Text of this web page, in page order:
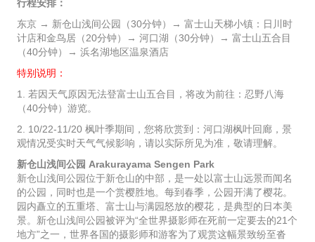
行程安排：
东京 → 新仓山浅间公园（30分钟）→ 富士山天梯小镇：日川时
计店和金鸟居（20分钟）→ 河口湖（30分钟）→ 富士山五合目
（40分钟）→ 浜名湖地区温泉酒店
特别说明：
1. 若因天气原因无法登富士山五合目，将改为前往：忍野八海
（40分钟）游览。
2. 10/22-11/20 枫叶季期间，您将欣赏到：河口湖枫叶回廊，景
观情况受实时天气气候影响，请以实际所见为准，敬请理解。
新仓山浅间公园 Arakurayama Sengen Park
新仓山浅间公园位于新仓山的中部，是一处以富士山远景而闻名
的公园，同时也是一个赏樱胜地。每到春季，公园开满了樱花。
园内矗立的五重塔、富士山与满园怒放的樱花，是典型的日本美
景。新仓山浅间公园被评为“全世界摄影师在死前一定要去的21个
地方”之一，世界各国的摄影师和游客为了观赏这幅景致纷至沓